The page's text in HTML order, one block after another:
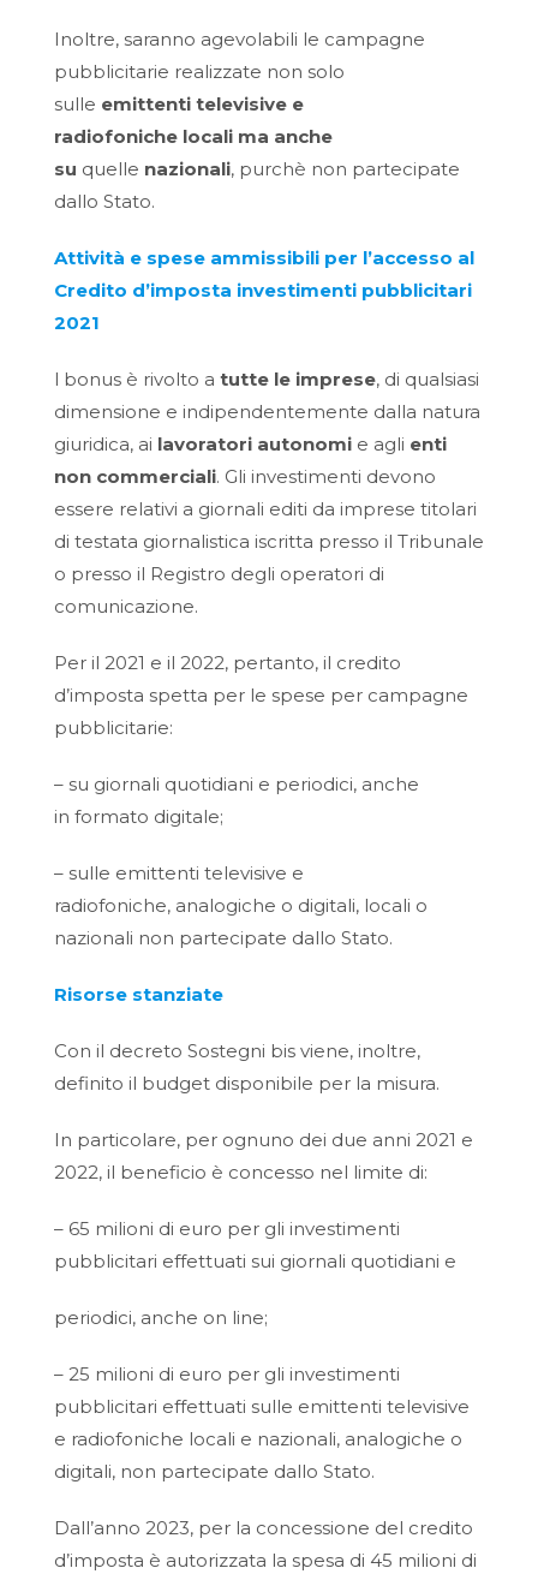
Inoltre, saranno agevolabili le campagne
pubblicitarie realizzate non solo
sulle emittenti televisive e
radiofoniche locali ma anche
su quelle nazionali, purchè non partecipate
dallo Stato.
Attività e spese ammissibili per l’accesso al
Credito d’imposta investimenti pubblicitari
2021
l bonus è rivolto a tutte le imprese, di qualsiasi
dimensione e indipendentemente dalla natura
giuridica, ai lavoratori autonomi e agli enti
non commerciali. Gli investimenti devono
essere relativi a giornali editi da imprese titolari
di testata giornalistica iscritta presso il Tribunale
o presso il Registro degli operatori di
comunicazione.
Per il 2021 e il 2022, pertanto, il credito
d’imposta spetta per le spese per campagne
pubblicitarie:
– su giornali quotidiani e periodici, anche
in formato digitale;
– sulle emittenti televisive e
radiofoniche, analogiche o digitali, locali o
nazionali non partecipate dallo Stato.
Risorse stanziate
Con il decreto Sostegni bis viene, inoltre,
definito il budget disponibile per la misura.
In particolare, per ognuno dei due anni 2021 e
2022, il beneficio è concesso nel limite di:
– 65 milioni di euro per gli investimenti
pubblicitari effettuati sui giornali quotidiani e
periodici, anche on line;
– 25 milioni di euro per gli investimenti
pubblicitari effettuati sulle emittenti televisive
e radiofoniche locali e nazionali, analogiche o
digitali, non partecipate dallo Stato.
Dall’anno 2023, per la concessione del credito
d’imposta è autorizzata la spesa di 45 milioni di